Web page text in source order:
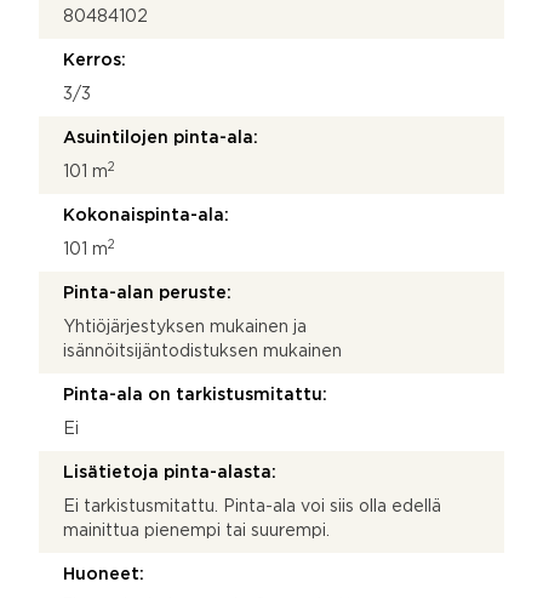
80484102
Kerros:
3/3
Asuintilojen pinta-ala:
101 m2
Kokonaispinta-ala:
101 m2
Pinta-alan peruste:
Yhtiöjärjestyksen mukainen ja
isännöitsijäntodistuksen mukainen
Pinta-ala on tarkistusmitattu:
Ei
Lisätietoja pinta-alasta:
Ei tarkistusmitattu. Pinta-ala voi siis olla edellä
mainittua pienempi tai suurempi.
Huoneet: